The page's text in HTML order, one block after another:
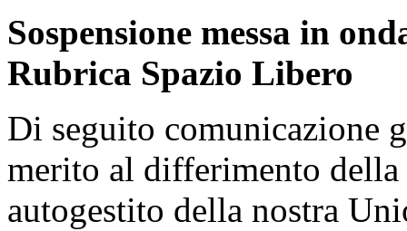
Sospensione messa in
Rubrica Spazio Libero
Di seguito comunicazione
merito al differimento della
autogestito della nostra